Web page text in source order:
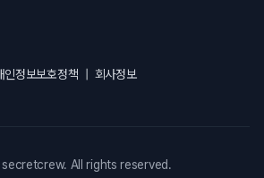
인정보보호정책 회사정보
All rights reserved.